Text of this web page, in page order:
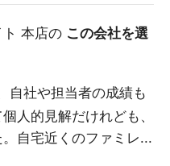
本店の この会社を選
自社や担当者の成績も
人的見解だけれども、
自宅近くのファミレ...